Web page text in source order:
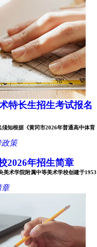
特长生招生考试报名
知根据《黄冈市2026年普通高中体育
策
2026年招生简章
美术学院附属中等美术学校创建于1953
章